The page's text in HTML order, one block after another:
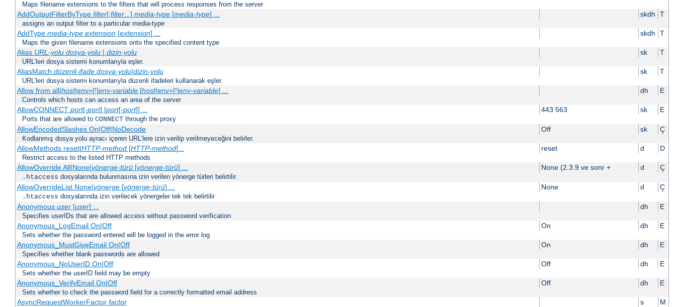
Maps filename extensions to the filters that will process responses from the server
AddOutputFilterByType filter[;filter...] media-type[media-type] ... skdh T
assigns an output filter to a particular media-type
AddType media-type extension[extension] ... skdh T
Maps the given filename extensions onto the specified content type
Alias URL-yolu dosya-yolu| dizin-yolu sk T
URL’leri dosya sistemi konumlarıyla eşler.
AliasMatch düzenli-ifade dosya-yolu|dizin-yolu sk T
URL’leri dosya sistemi konumlarıyla düzenli ifadeleri kullanarak eşler.
Allow from all|host|env=[!]env-variable[host|env=[!]env-variable] ... dh E
Controls which hosts can access an area of the server
AllowCONNECT port[-port] [port[-port]] ... 443 563 sk E
Ports that are allowed to CONNECT through the proxy
AllowEncodedSlashes On|Off|NoDecode Off sk Ç
Kodlanmış dosya yolu ayracı içeren URL’lere izin verilip verilmeyeceğini belirler.
AllowMethods reset|HTTP-method[HTTP-method]... reset d D
Restrict access to the listed HTTP methods
AllowOverride All|None|yönerge-türü[yönerge-türü] ... None (2.3.9 ve sonr + d Ç
.htaccess dosyalarında bulunmasına izin verilen yönerge türleri belirtilir.
AllowOverrideList None|yönerge[yönerge-türü] ... None d Ç
.htaccess dosyalarında izin verilecek yönergeler tek tek belirtilir
Anonymous user[user] ... dh E
Specifies userIDs that are allowed access without password verification
Anonymous_LogEmail On|Off On dh E
Sets whether the password entered will be logged in the error log
Anonymous_MustGiveEmail On|Off On dh E
Specifies whether blank passwords are allowed
Anonymous_NoUserID On|Off Off dh E
Sets whether the userID field may be empty
Anonymous_VerifyEmail On|Off Off dh E
Sets whether to check the password field for a correctly formatted email address
AsyncRequestWorkerFactor factor s M